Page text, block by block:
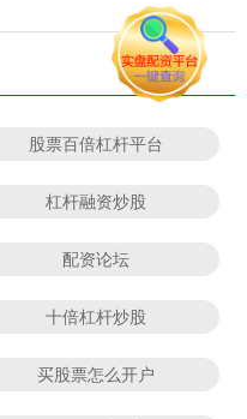
股票百倍杠杆平台
杠杆融资炒股
配资论坛
十倍杠杆炒股
买股票怎么开户